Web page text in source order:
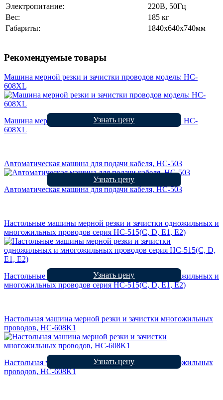
Электропитание:
220В, 50Гц
Вес:
185 кг
Габариты:
1840х640х740мм
Рекомендуемые товары
Машина мерной резки и зачистки проводов модель: HC-
608XL
Машина мерной резки и зачистки проводов модель: HC-
608XL
Узнать цену
Автоматическая машина для подачи кабеля, HC-503
Автоматическая машина для подачи кабеля, HC-503
Узнать цену
Настольные машины мерной резки и зачистки одножильных и
многожильных проводов серия HC-515(C, D, E1, E2)
Настольные машины мерной резки и зачистки одножильных и
многожильных проводов серия HC-515(C, D, E1, E2)
Узнать цену
Настольная машина мерной резки и зачистки многожильных
проводов, HC-608K1
Настольная машина мерной резки и зачистки многожильных
проводов, HC-608K1
Узнать цену